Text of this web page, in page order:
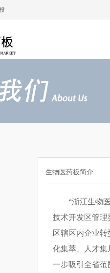
生物医药板简介
“浙江生物
技术开发区管理
区辖区内企业
化集萃、人才集
一步吸引全省范